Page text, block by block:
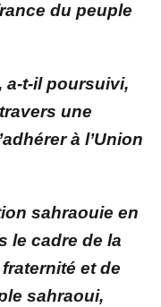
du peuple
a-t-il poursuivi,
une
à l’Union
sahraouie en
le cadre de la
et de
sahraoui,